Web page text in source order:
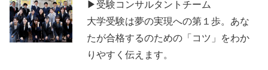
▶受験コンサルタントチーム
大学受験は夢の実現への第１歩。あな
たが合格するのための「コツ」をわか
りやすく伝えます。